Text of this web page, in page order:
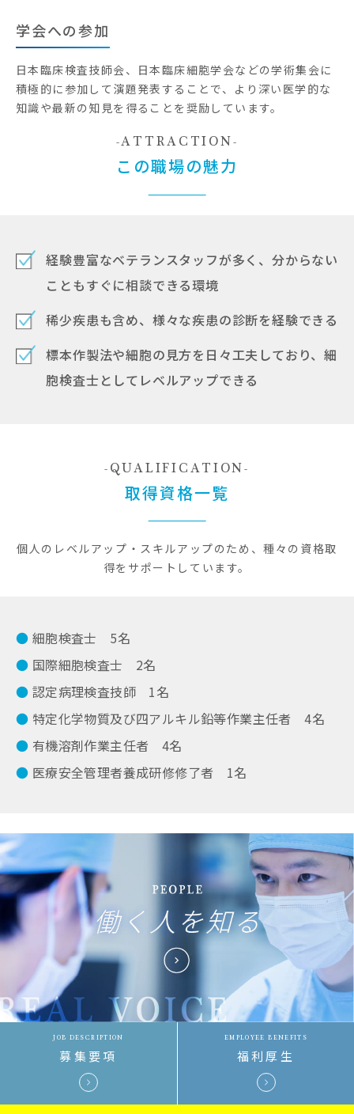
学会への参加
日本臨床検査技師会、日本臨床細胞学会などの学術集会に
積極的に参加して演題発表することで、より深い医学的な
知識や最新の知見を得ることを奨励しています。
ATTRACTION
この職場の魅力
経験豊富なベテランスタッフが多く、分からない
こともすぐに相談できる環境
稀少疾患も含め、様々な疾患の診断を経験できる
標本作製法や細胞の見方を日々工夫しており、細
胞検査士としてレベルアップできる
QUALIFICATION
取得資格一覧
個人のレベルアップ・スキルアップのため、種々の資格取
得をサポートしています。
細胞検査士 5名
国際細胞検査士 2名
認定病理検査技師 1名
特定化学物質及び四アルキル鉛等作業主任者 4名
有機溶剤作業主任者 4名
医療安全管理者養成研修修了者 1名
JOB DESCRIPTION
募集要項
EMPLOYEE BENEFITS
福利厚生